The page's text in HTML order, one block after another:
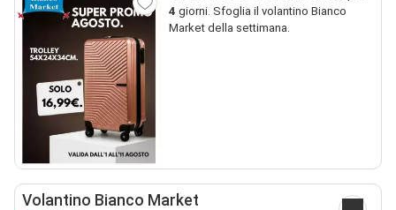
4 giorni. Sfoglia il volantino Bianco
Market della settimana.
Volantino Bianco Market